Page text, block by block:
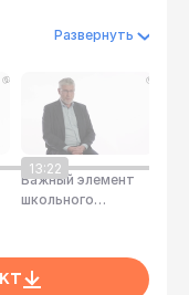
Развернуть
13:22
Важный элемент
школьного